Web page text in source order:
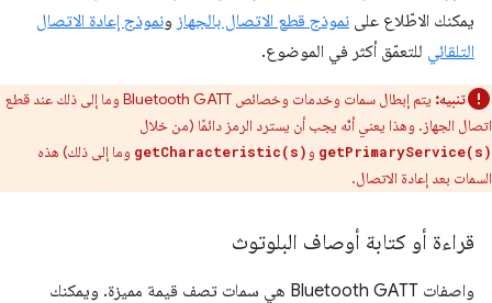
يمكنك الاطّلاع على نموذج قطع الاتصال بالجهاز ونموذج إعادة الاتصال
التلقائي للتعمّق أكثر في الموضوع.
تنبيه:
يتم إبطال سمات وخدمات وخصائص Bluetooth GATT وما إلى ذلك عند قطع
اتصال الجهاز. وهذا يعني أنّه يجب أن يسترد الرمز دائمًا (من خلال
getPrimaryService(s) و getCharacteristic(s) وما إلى ذلك) هذه
السمات بعد إعادة الاتصال.
قراءة أو كتابة أوصاف البلوتوث
واصفات Bluetooth GATT هي سمات تصف قيمة مميزة. ويمكنك